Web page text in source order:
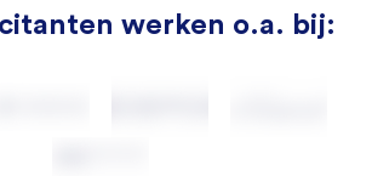
werken o.a. bij: